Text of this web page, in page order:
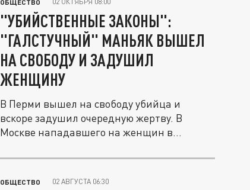
ОБЩЕСТВО
"УБИЙСТВЕННЫЕ ЗАКОНЫ":
"ГАЛСТУЧНЫЙ" МАНЬЯК ВЫШЕЛ
НА СВОБОДУ И ЗАДУШИЛ
ЖЕНЩИНУ
В Перми вышел на свободу убийца и
вскоре задушил очередную жертву. В
Москве нападавшего на женщин в
ОБЩЕСТВО 02 АВГУСТА 06:30